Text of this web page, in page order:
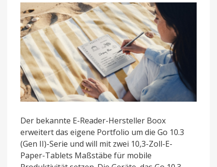
Tablets
für
mobiles
Arbeiten
Der bekannte E-Reader-Hersteller Boox
erweitert das eigene Portfolio um die Go 10.3
(Gen II)-Serie und will mit zwei 10,3-Zoll-E-
Paper-Tablets Maßstäbe für mobile